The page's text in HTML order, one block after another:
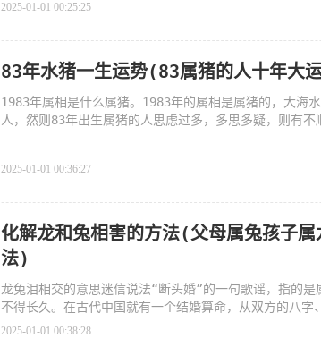
2025-01-01 00:25:25
83年水猪一生运势(83属猪的人十年大
1983年属相是什么属猪。1983年的属相是属猪的，大海
人，然则83年出生属猪的人思虑过多，多思多疑，则有
2025-01-01 00:36:27
化解龙和兔相害的方法(父母属兔孩子
法)
龙兔泪相交的意思迷信说法“断头婚”的一句歌谣，指的
不得长久。在古代中国就有一个结婚算命，从双方的八字
2025-01-01 00:38:28